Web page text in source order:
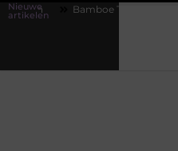
Nieuwe
artikelenT-shirts voor heren die koel